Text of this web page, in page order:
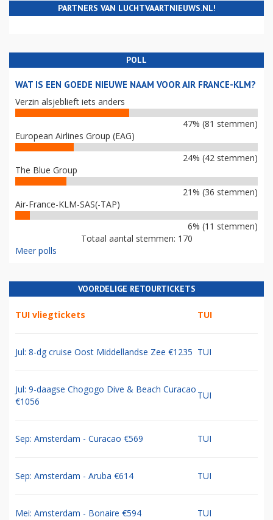
PARTNERS VAN LUCHTVAARTNIEUWS.NL!
POLL
WAT IS EEN GOEDE NIEUWE NAAM VOOR AIR FRANCE-KLM?
Verzin alsjeblieft iets anders
47% (81 stemmen)
European Airlines Group (EAG)
24% (42 stemmen)
The Blue Group
21% (36 stemmen)
Air-France-KLM-SAS(-TAP)
6% (11 stemmen)
Totaal aantal stemmen: 170
Meer polls
VOORDELIGE RETOURTICKETS
TUI vliegtickets TUI
Jul: 8-dg cruise Oost Middellandse Zee €1235 TUI
Jul: 9-daagse Chogogo Dive & Beach Curacao
€1056
TUI
Sep: Amsterdam - Curacao €569 TUI
Sep: Amsterdam - Aruba €614 TUI
Mei: Amsterdam - Bonaire €594 TUI